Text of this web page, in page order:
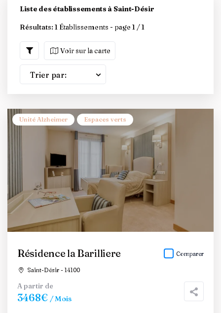
Liste des établissements à Saint-Désir
Résultats: 1 Établissements - page 1 / 1
Voir sur la carte
Trier par:
Unité Alzheimer Espaces verts
Résidence la Barilliere
Saint-Désir - 14100
Comparer
A partir de
3468€ / Mois